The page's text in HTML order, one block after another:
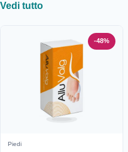
Vedi tutto
-48%
Piedi